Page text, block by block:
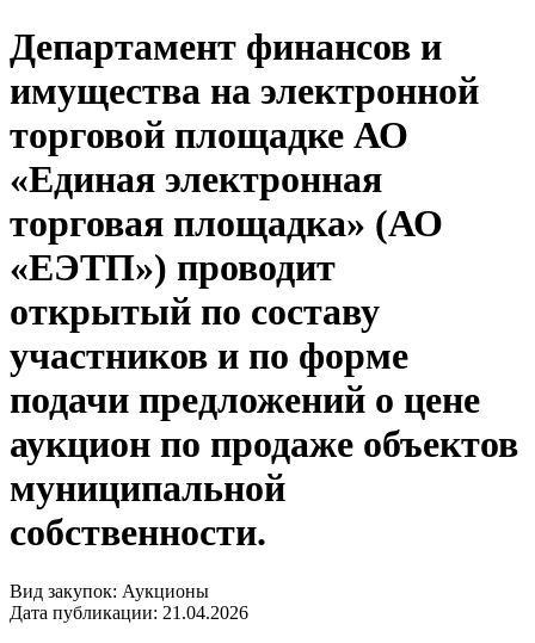
Департамент финансов и
имущества на электронной
торговой площадке АО
«Единая электронная
торговая площадка» (АО
«ЕЭТП») проводит
открытый по составу
участников и по форме
подачи предложений о цене
аукцион по продаже объектов
муниципальной
собственности.
Вид закупок: Аукционы
Дата публикации: 21.04.2026